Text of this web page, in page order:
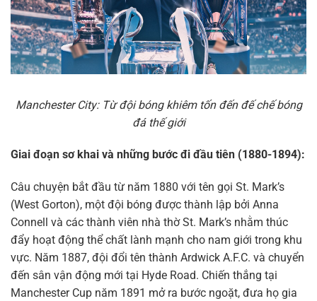
Manchester City: Từ đội bóng khiêm tốn đến đế chế bóng
đá thế giới
Giai đoạn sơ khai và những bước đi đầu tiên (1880-1894):
Câu chuyện bắt đầu từ năm 1880 với tên gọi St. Mark’s
(West Gorton), một đội bóng được thành lập bởi Anna
Connell và các thành viên nhà thờ St. Mark’s nhằm thúc
đẩy hoạt động thể chất lành mạnh cho nam giới trong khu
vực. Năm 1887, đội đổi tên thành Ardwick A.F.C. và chuyển
đến sân vận động mới tại Hyde Road. Chiến thắng tại
Manchester Cup năm 1891 mở ra bước ngoặt, đưa họ gia